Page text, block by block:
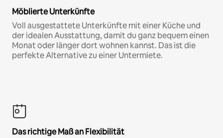
Möblierte Unterkünfte
Voll ausgestattete Unterkünfte mit einer Küche und
der idealen Ausstattung, damit du ganz bequem einen
Monat oder länger dort wohnen kannst. Das ist die
perfekte Alternative zu einer Untermiete.
Das richtige Maß an Flexibilität